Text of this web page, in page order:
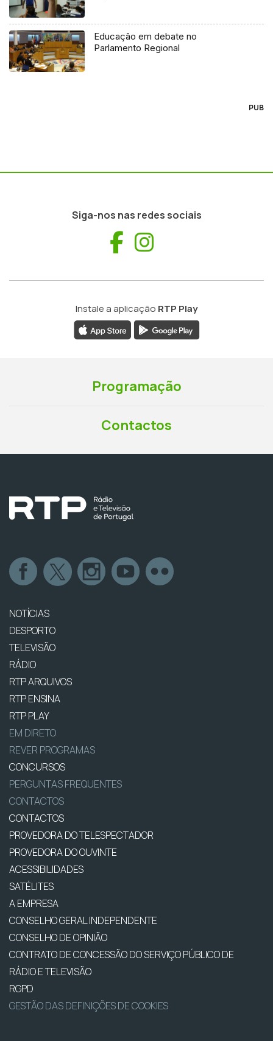
Educação em debate no
Parlamento Regional
PUB
Siga-nos nas redes sociais
Facebook
Instale a aplicação RTP Play
Programação
Contactos
NOTÍCIAS
DESPORTO
TELEVISÃO
RÁDIO
RTP ARQUIVOS
RTP ENSINA
RTP PLAY
EM DIRETO
REVER PROGRAMAS
CONCURSOS
PERGUNTAS FREQUENTES
CONTACTOS
CONTACTOS
PROVEDORA DO TELESPECTADOR
PROVEDORA DO OUVINTE
ACESSIBILIDADES
SATÉLITES
A EMPRESA
CONSELHO GERAL INDEPENDENTE
CONSELHO DE OPINIÃO
CONTRATO DE CONCESSÃO DO SERVIÇO PÚBLICO DE
RÁDIO E TELEVISÃO
RGPD
GESTÃO DAS DEFINIÇÕES DE COOKIES